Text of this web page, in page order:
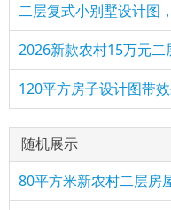
二层复式小别墅设计图
2026新款农村15万元
120平方房子设计图带
随机展示
80平方米新农村二层房